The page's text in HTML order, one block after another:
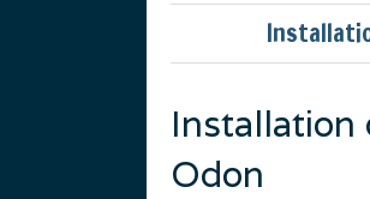
Installation
Odon